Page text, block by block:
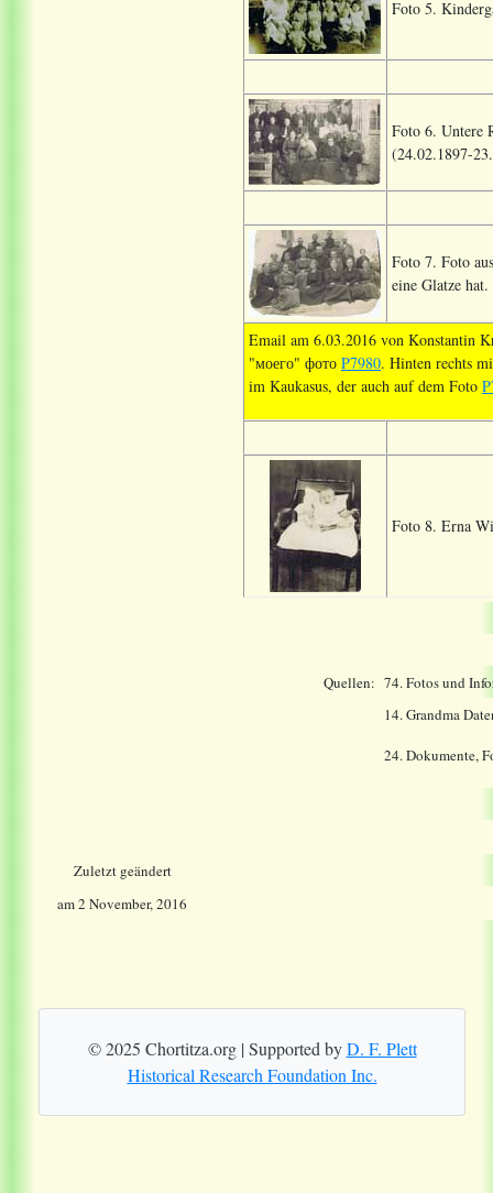
Foto 5.
Foto 6. Untere
(24.02.1897-
Foto 7. Foto
eine Glatze
Email am 6.03.2016 von Konstantin
"моего" фото P7980. Hinten rechts
im Kaukasus, der auch auf dem Foto
Foto 8. Erna
Quellen: 74. Fotos und
14.Grandma
24. Dokumente,
Zuletzt geändert
am2 November, 2016
© 2025 Chortitza.org | Supported byD. F. Plett
Historical Research Foundation Inc.